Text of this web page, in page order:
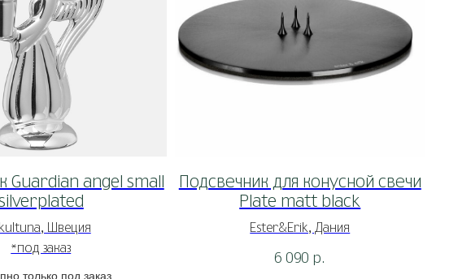
Guardian angel small
Швеция
*под заказ
Подсвечник для конусной свечи
Plate matt black
Ester&Erik, Дания
6 090 р.